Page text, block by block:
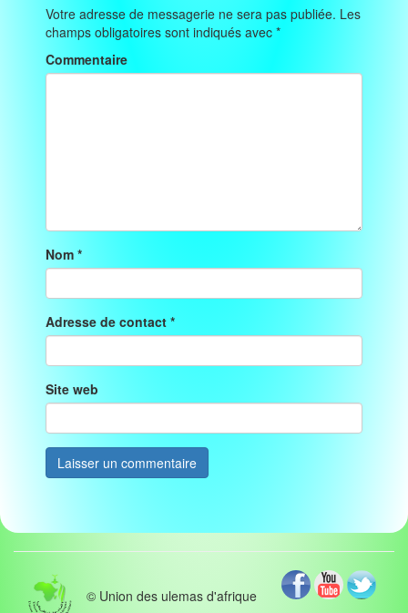
Votre adresse de messagerie ne sera pas publiée. Les
champs obligatoires sont indiqués avec *
Commentaire
Nom *
Adresse de contact *
Site web
© Union des ulemas d'afrique